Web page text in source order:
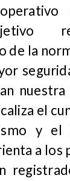
de la
el
y el
a los